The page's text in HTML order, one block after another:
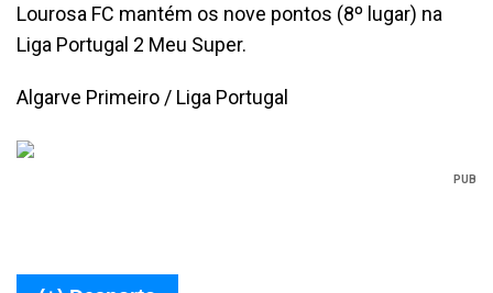
Lourosa FC mantém os nove pontos (8º lugar) na
Liga Portugal 2 Meu Super.
Algarve Primeiro / Liga Portugal
PUB